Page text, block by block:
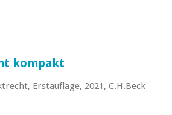
kompakt
Erstauflage, 2021, C.H.Beck